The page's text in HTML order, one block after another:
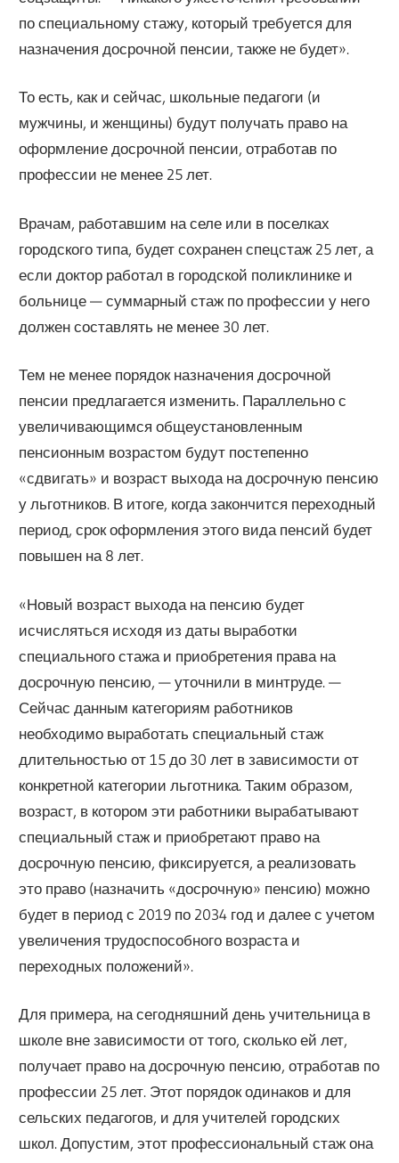
по специальному стажу, который требуется для
назначения досрочной пенсии, также не будет».
То есть, как и сейчас, школьные педагоги (и
мужчины, и женщины) будут получать право на
оформление досрочной пенсии, отработав по
профессии не менее 25 лет.
Врачам, работавшим на селе или в поселках
городского типа, будет сохранен спецстаж 25 лет, а
если доктор работал в городской поликлинике и
больнице — суммарный стаж по профессии у него
должен составлять не менее 30 лет.
Тем не менее порядок назначения досрочной
пенсии предлагается изменить. Параллельно с
увеличивающимся общеустановленным
пенсионным возрастом будут постепенно
«сдвигать» и возраст выхода на досрочную пенсию
у льготников. В итоге, когда закончится переходный
период, срок оформления этого вида пенсий будет
повышен на 8 лет.
«Новый возраст выхода на пенсию будет
исчисляться исходя из даты выработки
специального стажа и приобретения права на
досрочную пенсию, — уточнили в минтруде. —
Сейчас данным категориям работников
необходимо выработать специальный стаж
длительностью от 15 до 30 лет в зависимости от
конкретной категории льготника. Таким образом,
возраст, в котором эти работники вырабатывают
специальный стаж и приобретают право на
досрочную пенсию, фиксируется, а реализовать
это право (назначить «досрочную» пенсию) можно
будет в период с 2019 по 2034 год и далее с учетом
увеличения трудоспособного возраста и
переходных положений».
Для примера, на сегодняшний день учительница в
школе вне зависимости от того, сколько ей лет,
получает право на досрочную пенсию, отработав по
профессии 25 лет. Этот порядок одинаков и для
сельских педагогов, и для учителей городских
школ. Допустим, этот профессиональный стаж она